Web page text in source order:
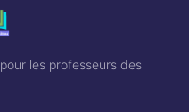
les professeurs des